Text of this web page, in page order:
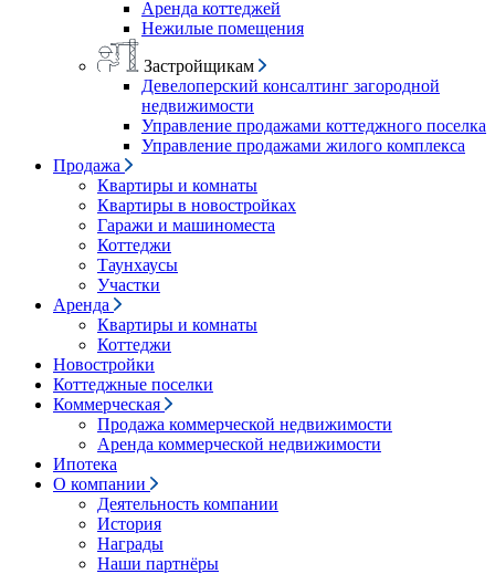
Аренда коттеджей
Нежилые помещения
Застройщикам
Девелоперский консалтинг загородной
недвижимости
Управление продажами коттеджного поселка
Управление продажами жилого комплекса
Продажа
Квартиры и комнаты
Квартиры в новостройках
Гаражи и машиноместа
Коттеджи
Таунхаусы
Участки
Аренда
Квартиры и комнаты
Коттеджи
Новостройки
Коттеджные поселки
Коммерческая
Продажа коммерческой недвижимости
Аренда коммерческой недвижимости
Ипотека
О компании
Деятельность компании
История
Награды
Наши партнёры